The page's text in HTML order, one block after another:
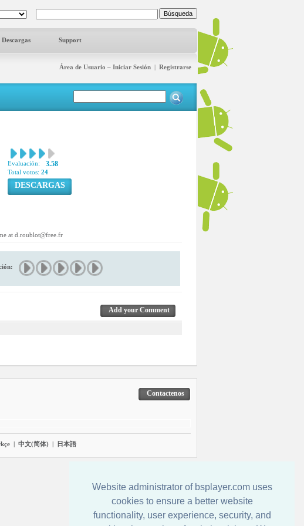
Website administrator of bsplayer.com uses
cookies to ensure a better website
functionality, user experience, security, and
Descargas Support
Área de Usuario – Iniciar Sesión | Registrarse
Evaluación: 3.58
Total votos: 24
DESCARGAS
at d.roublot@free.fr
Add your Comment
Contactenos
| 中文(简体) | 日本語